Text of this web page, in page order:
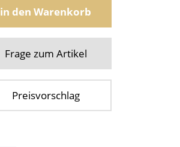
in den Warenkorb
Frage zum Artikel
Preisvorschlag